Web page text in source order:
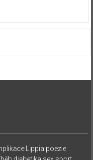
Lippia poezie